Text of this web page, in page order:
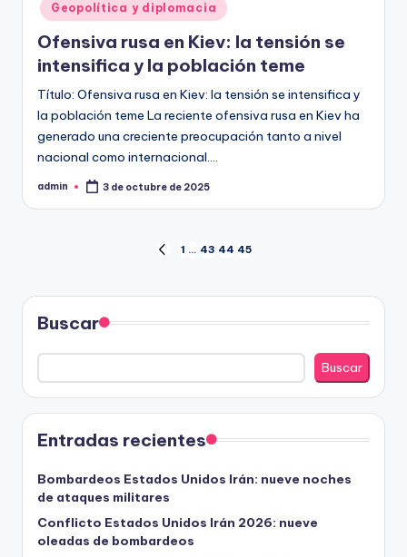
Geopolítica y diplomacia
Ofensiva rusa en Kiev: la tensión se
intensifica y la población teme
Título: Ofensiva rusa en Kiev: la tensión se intensifica y
la población teme La reciente ofensiva rusa en Kiev ha
generado una creciente preocupación tanto a nivel
nacional como internacional.…
Publicado
admin 3 de octubre de 2025
Paginación
de
entradas
PÁGINA
1 … 43 44 45
Buscar
Buscar
Entradas recientes
Bombardeos Estados Unidos Irán: nueve noches
de ataques militares
Conflicto Estados Unidos Irán 2026: nueve
oleadas de bombardeos